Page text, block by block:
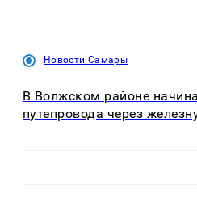
Новости Самары
В Волжском районе
путепровода через